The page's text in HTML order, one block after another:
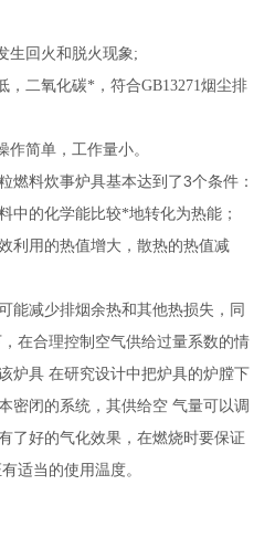
生回火和脱火现象;
，二氧化碳*，符合GB13271烟尘排
简单，工作量小。
燃料炊事炉具基本达到了3个条件：
中的化学能比较*地转化为热能；
利用的热值增大，散热的热值减
能减少排烟余热和其他热损失，同
在合理控制空气供给过量系数的情
炉具 在研究设计中把炉具的炉膛下
密闭的系统，其供给空 气量可以调
了好的气化效果，在燃烧时要保证
适当的使用温度。